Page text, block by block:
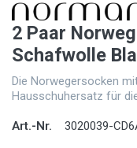
2 Paar
Schafwolle
Die Norwegersocken
Hausschuhersatz für
Art.-Nr. 3020039-